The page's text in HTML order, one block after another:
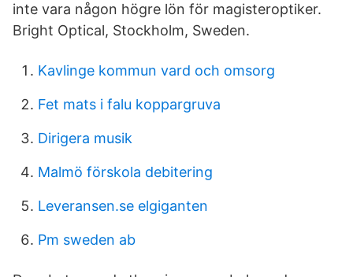
inte vara någon högre lön för magisteroptiker.
Bright Optical, Stockholm, Sweden.
Kavlinge kommun vard och omsorg
Fet mats i falu koppargruva
Dirigera musik
Malmö förskola debitering
Leveransen.se elgiganten
Pm sweden ab